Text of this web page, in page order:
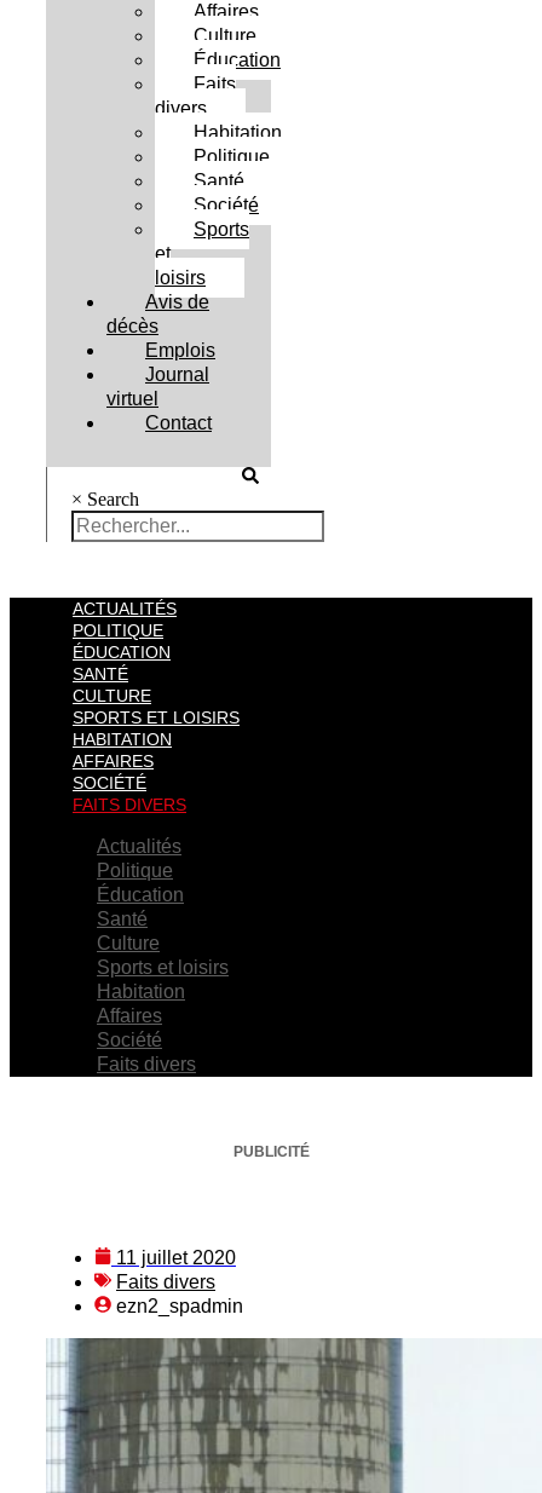
Affaires
Culture
Éducation
Faits
divers
Habitation
Politique
Santé
Société
Sports
et
loisirs
Avis de
décès
Emplois
Journal
virtuel
Contact
× Search
ACTUALITÉS
POLITIQUE
ÉDUCATION
SANTÉ
CULTURE
SPORTS ET LOISIRS
HABITATION
AFFAIRES
SOCIÉTÉ
FAITS DIVERS
Actualités
Politique
Éducation
Santé
Culture
Sports et loisirs
Habitation
Affaires
Société
Faits divers
PUBLICITÉ
11 juillet 2020
Faits divers
ezn2_spadmin